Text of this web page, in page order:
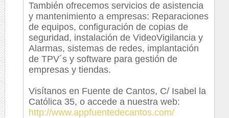
También ofrecemos servicios de asistencia
y mantenimiento a empresas: Reparaciones
de equipos, configuración de copias de
seguridad, instalación de VideoVigilancia y
Alarmas, sistemas de redes, implantación
de TPV´s y software para gestión de
empresas y tiendas.
Visítanos en Fuente de Cantos, C/ Isabel la
Católica 35, o accede a nuestra web:
http://www.appfuentedecantos.com/